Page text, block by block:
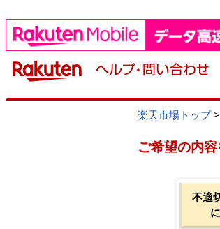
楽天市場トップ>
ご希望の内
不適